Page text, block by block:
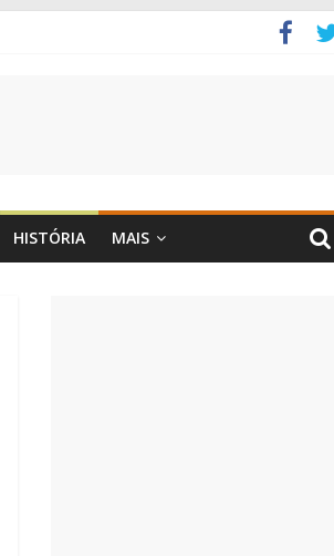
HISTÓRIA MAIS